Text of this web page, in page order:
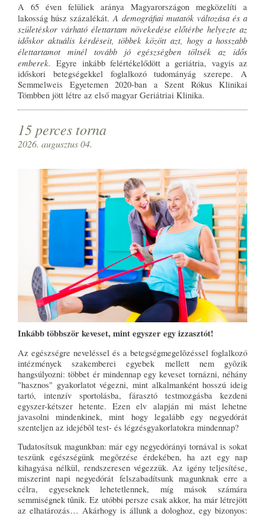
A 65 éven felüliek aránya Magyarországon megközelíti a
lakosság húsz százalékát.A demográfiai mutatók változása és a
születéskor várható élettartam növekedése előtérbe helyezte az
időskor aktuális kérdéseit, többek között azt, hogy a hosszabb
élettartamot minél tovább jó egészségben töltsék az idős
emberek. Egyre inkább felértékelődött a geriátria, vagyis az
időskori betegségekkel foglalkozó tudományág szerepe. A
Semmelweis Egyetemen 2020-ban a Szent Rókus Klinikai
Tömbben jött létre az első magyar Geriátriai Klinika.
15 perces torna
2026. augusztus 04.
Inkább többször keveset, mint egyszer egy izzasztót!
Az egészségre neveléssel és a betegségmegelõzéssel foglalkozó
intézmények szakemberei egyebek mellett nem gyõzik
hangsúlyozni: többet ér mindennap egy keveset tornázni, néhány
"hasznos" gyakorlatot végezni, mint alkalmanként hosszú ideig
tartó, intenzív sportolásba, fárasztó testmozgásba kezdeni
egyszer-kétszer hetente. Ezen elv alapján mi mást lehetne
javasolni mindenkinek, mint hogy legalább egy negyedórát
szenteljen az idejébõl test- és légzésgyakorlatokra mindennap?
Tudatosítsuk magunkban: már egy negyedórányi tornával is sokat
teszünk egészségünk megõrzése érdekében, ha azt egy nap
kihagyása nélkül, rendszeresen végezzük. Az igény teljesítése,
miszerint napi negyedórát felszabadítsunk magunknak erre a
célra, egyeseknek lehetetlennek, míg mások számára
semmiségnek tûnik. Ez utóbbi persze csak akkor, ha már létrejött
az elhatározás… Akárhogy is állunk a dologhoz, egy bizonyos: